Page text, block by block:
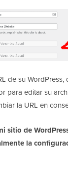
de su
para editar su
la URL en
sitio de
la